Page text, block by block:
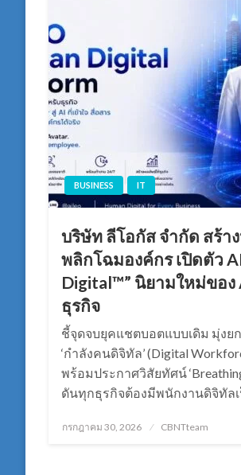
BUSINESS IT
บริษัท ลีโอกัส จำกัด สร้า
พลิกโฉมองค์กร เปิดตัว
Digital™” นิยามใหม่ของ
ธุรกิจ
ชี้จุดจบยุคแชตบอตแบบเดิม มุ่งย
‘กำลังคนดิจิทัล’ (Digital
พร้อมประกาศวิสัยทัศน์
ดันทุกธุรกิจต้องมีพนักงานดิจิทัล
Posted
กรกฎาคม 30, 2026 CBNTteam